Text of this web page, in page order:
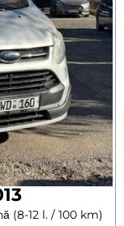
(8-12 l. / 100 km)